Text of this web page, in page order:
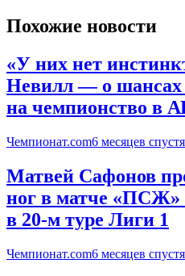
Похожие новости
«У них нет
Невилл — о шансах
на чемпионство в
Чемпионат.com6 месяцев спустя
Матвей Сафонов
ног в матче «ПСЖ»
в 20-м туре Лиги 1
Чемпионат.com6 месяцев спустя